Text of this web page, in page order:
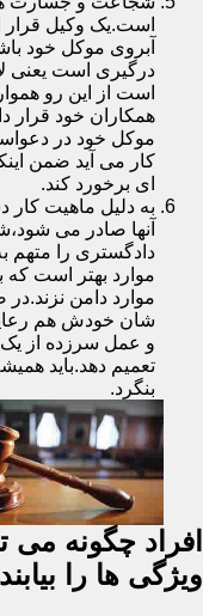
است.یک وکیل
آبروی موکل خود
درگیری است یعنی
است از این رو
همکاران خود قرار
موکل خود در
کار می آید ضمن
ای برخورد کند.
به دلیل ماهیت
آنها صادر می
دادگستری را متهم
موارد بهتر است که
موارد دامن
شان خودش هم
و عمل سرزده از یک
تعمیم دهد.باید
بنگرد.
افراد چگونه می
ویژگی ها را